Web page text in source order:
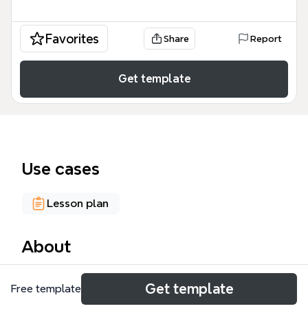
Favorites Share Report
Get template
Use cases
Lesson plan
About
Este Simulaciones mind map es una herramienta
educativa estructurada que desglosa el uso de
Free template Get template